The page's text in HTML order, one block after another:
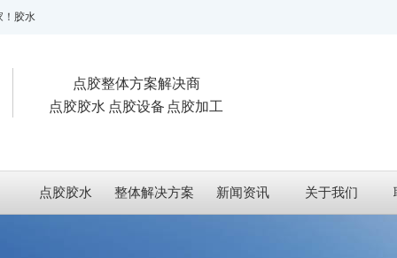
水供应商！
点胶整体方案解决商
点胶胶水 点胶设备 点胶加工
点胶胶水 整体解决方案 新闻资讯 关于我们